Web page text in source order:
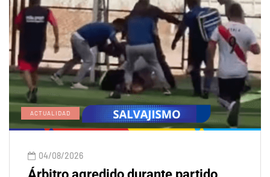
ACTUALIDAD
04/08/2026